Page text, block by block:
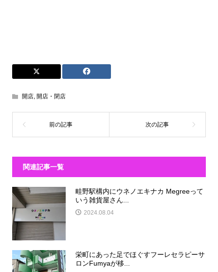
開店, 開店・閉店
関連記事一覧
畦野駅構内にウネノエキナカ Megreeって
いう雑貨屋さん...
2024.08.04
栄町にあった足でほぐすフーレセラピーサ
ロンFumyaが移...